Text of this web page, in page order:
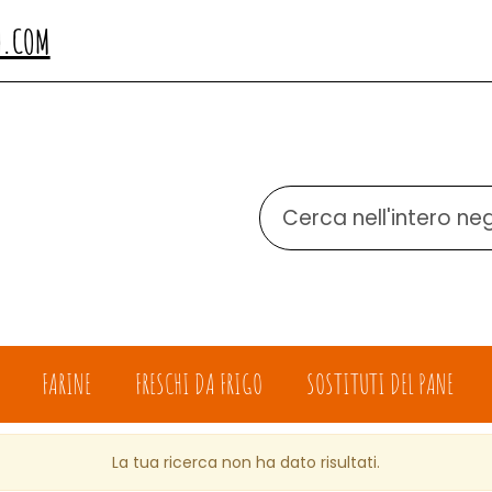
Cerca
Prodotto
FARINE FRESCHI DA FRIGO SOSTITUTI DEL PANE
La tua ricerca non ha dato risultati.